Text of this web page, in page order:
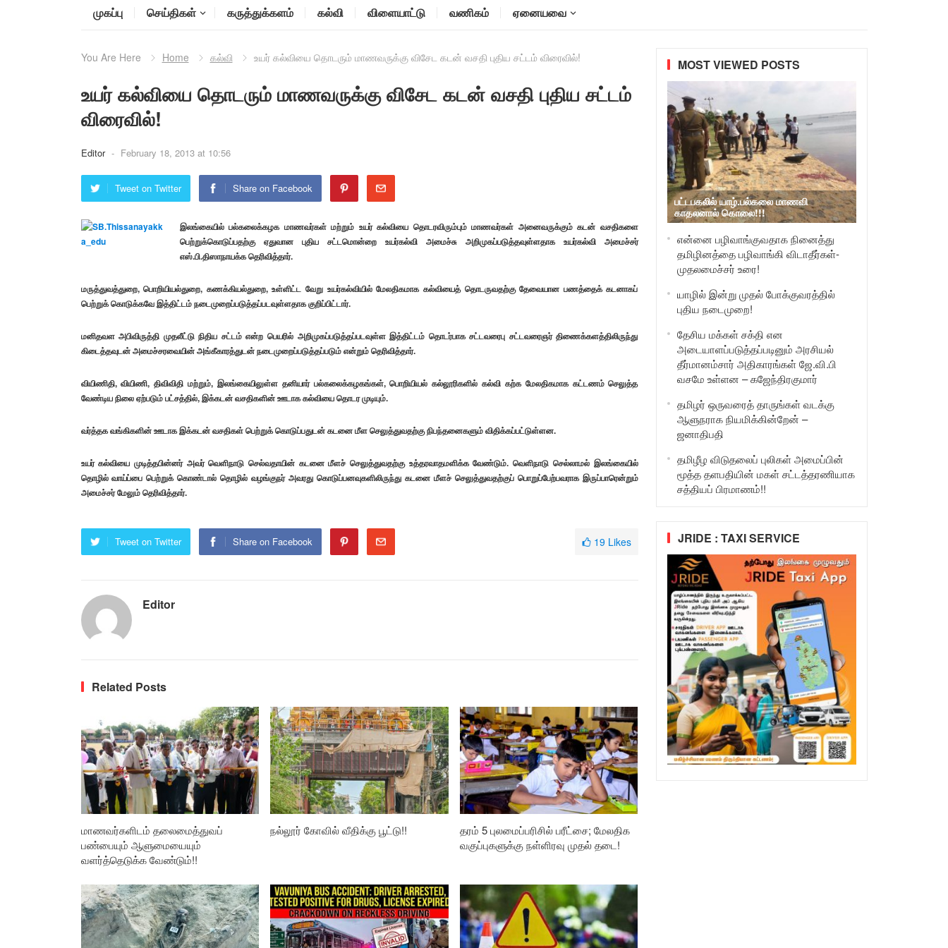
முகப்பு செய்திகள் கருத்துக்களம் கல்வி விளையாட்டு வணிகம் ஏனையவை
You Are Here Home கல்வி உயர் கல்வியை தொடரும் மாணவருக்கு விசேட கடன் வசதி புதிய சட்டம் விரைவில்!
உயர் கல்வியை தொடரும் மாணவருக்கு விசேட கடன் வசதி புதிய சட்டம்
விரைவில்!
Editor - February 18, 2013 at 10:56
Tweet on Twitter Share on Facebook
இலங்கையில் பல்கலைக்கழக மாணவர்கள் மற்றும் உயர் கல்வியை தொடரவிரும்பும் மாணவர்கள் அனைவருக்கும் கடன் வசதிகளை
பெற்றுக்கொடுப்பதற்கு ஏதுவான புதிய சட்டமொன்றை உயர்கல்வி அமைச்சு அறிமுகப்படுத்தவுள்ளதாக உயர்கல்வி அமைச்சர்
எஸ்.பி.திஸாநாயக்க தெரிவித்தார்.
மருத்துவத்துறை, பொறியியல்துறை, கணக்கியல்துறை, உள்ளிட்ட வேறு உயர்கல்வியில் மேலதிகமாக கல்வியைத் தொடருவதற்கு தேவையான பணத்தைக் கடனாகப்
பெற்றுக் கொடுக்கவே இத்திட்டம் நடைமுறைப்படுத்தப்படவுள்ளதாக குறிப்பிட்டார்.
மனிதவள அபிவிருத்தி முதலீட்டு நிதிய சட்டம் என்ற பெயரில் அறிமுகப்படுத்தப்படவுள்ள இத்திட்டம் தொடர்பாக சட்டவரைபு சட்டவரைஞர் திணைக்களத்திலிருந்து
கிடைத்தவுடன் அமைச்சரவையின் அங்கீகாரத்துடன் நடைமுறைப்படுத்தப்படும் என்றும் தெரிவித்தார்.
வியிணிதி, வியிணி, திவிவிதி மற்றும், இலங்கையிலுள்ள தனியார் பல்கலைக்கழகங்கள், பொறியியல் கல்லூரிகளில் கல்வி கற்க மேலதிகமாக கட்டணம் செலுத்த
வேண்டிய நிலை ஏற்படும் பட்சத்தில், இக்கடன் வசதிகளின் ஊடாக கல்வியை தொடர முடியும்.
வர்த்தக வங்கிகளின் ஊடாக இக்கடன் வசதிகள் பெற்றுக் கொடுப்பதுடன் கடனை மீள செலுத்துவதற்கு நிபந்தனைகளும் விதிக்கப்பட்டுள்ளன.
உயர் கல்வியை முடித்தபின்னர் அவர் வெளிநாடு செல்வதாயின் கடனை மீளச் செலுத்துவதற்கு உத்தரவாதமளிக்க வேண்டும். வெளிநாடு செல்லாமல் இலங்கையில்
தொழில் வாய்ப்பை பெற்றுக் கொண்டால் தொழில் வழங்குநர் அவரது கொடுப்பனவுகளிலிருந்து கடனை மீளச் செலுத்துவதற்குப் பொறுப்பேற்பவராக இருப்பாரென்றும்
அமைச்சர் மேலும் தெரிவித்தார்.
Tweet on Twitter Share on Facebook 19 Likes
Editor
Related Posts
மாணவர்களிடம் தலைமைத்துவப்
பண்பையும் ஆளுமையையும்
வளர்த்தெடுக்க வேண்டும்!!
நல்லூர் கோவில் வீதிக்கு பூட்டு!!
தரம் 5 புலமைப்பரிசில் பரீட்சை; மேலதிக
வகுப்புகளுக்கு நள்ளிரவு முதல் தடை!
MOST VIEWED POSTS
பட்டபகலில் யாழ்.பல்கலை மாணவி
காதலனால் கொலை!!!
என்னை பழிவாங்குவதாக நினைத்து
தமிழினத்தை பழிவாங்கி விடாதீர்கள்-
முதலமைச்சர் உரை!
யாழில் இன்று முதல் போக்குவரத்தில்
புதிய நடைமுறை!
தேசிய மக்கள் சக்தி என
அடையாளப்படுத்தப்படினும் அரசியல்
தீர்மானம்சார் அதிகாரங்கள் ஜே.வி.பி
வசமே உள்ளன – கஜேந்திரகுமார்
தமிழர் ஒருவரைத் தாருங்கள் வடக்கு
ஆளுநராக நியமிக்கின்றேன் –
ஜனாதிபதி
தமிழீழ விடுதலைப் புலிகள் அமைப்பின்
மூத்த தளபதியின் மகள் சட்டத்தரணியாக
சத்தியப் பிரமாணம்!!
JRIDE : TAXI SERVICE